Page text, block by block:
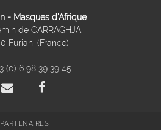
- Masques d'Afrique
de CARRAGHJA
Furiani (France)
(0) 6 98 39 39 45
PARTENAIRES